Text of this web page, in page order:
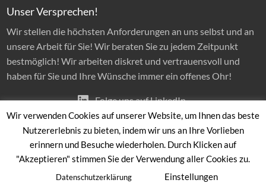
Unser Versprechen!
Wir stellen die höchsten Anforderungen an uns selbst und an
unsere Arbeit für Sie! Wir beraten Sie zu jedem Zeitpunkt
bestmöglich! Wir arbeiten diskret und vertrauensvoll und
haben für Sie und Ihre Wünsche immer ein offenes Ohr!
Folge uns auf LinkedIn
Startseite Praxisbörse
Blog / Lesenswertes
Impressum
Wir verwenden Cookies auf unserer Website, um Ihnen das beste
Nutzererlebnis zu bieten, indem wir uns an Ihre Vorlieben
erinnern und Besuche wiederholen. Durch Klicken auf
"Akzeptieren" stimmen Sie der Verwendung aller Cookies zu.
Datenschutzerklärung Einstellungen